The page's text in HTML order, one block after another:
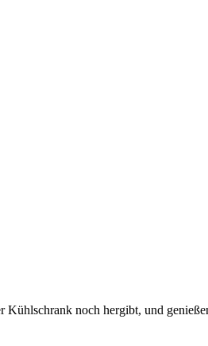
noch hergibt, und